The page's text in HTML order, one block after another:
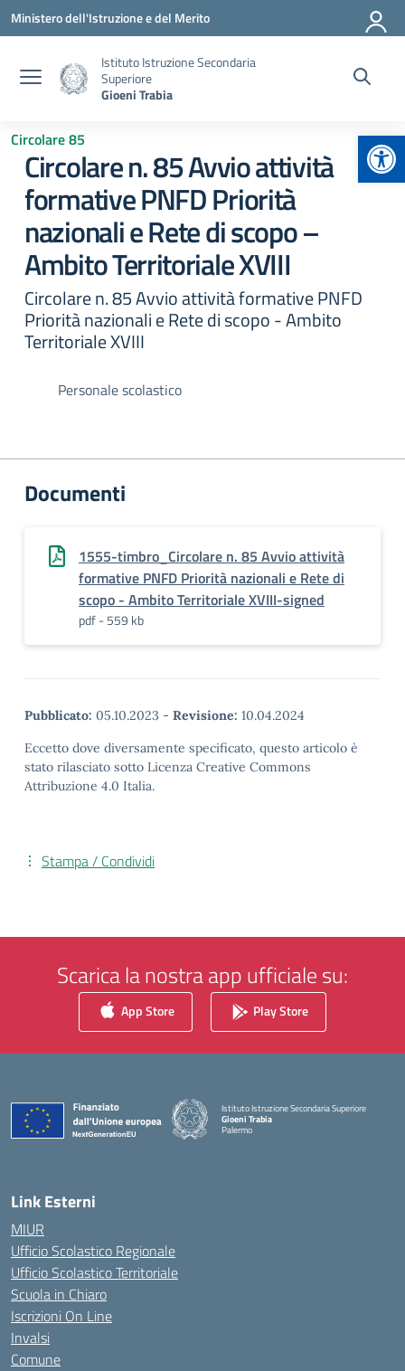
Vai ai contenuti
Vai al menu di navigazione
Vai al footer
Ministero dell'Istruzione e del Merito
Istituto Istruzione Secondaria
Superiore
Gioeni Trabia
Circolare 85
Circolare n. 85 Avvio attività
formative PNFD Priorità
nazionali e Rete di scopo –
Ambito Territoriale XVIII
Circolare n. 85 Avvio attività formative PNFD
Priorità nazionali e Rete di scopo - Ambito
Territoriale XVIII
Personale scolastico
Documenti
1555-timbro_Circolare n. 85 Avvio attività
formative PNFD Priorità nazionali e Rete di
scopo - Ambito Territoriale XVIII-signed
pdf - 559 kb
Pubblicato: 05.10.2023 - Revisione: 10.04.2024
Eccetto dove diversamente specificato, questo articolo è
stato rilasciato sotto Licenza Creative Commons
Attribuzione 4.0 Italia.
Stampa / Condividi
Scarica la nostra app ufficiale su:
App Store Play Store
Istituto Istruzione Secondaria Superiore
Gioeni Trabia
Palermo
Link Esterni
MIUR
Ufficio Scolastico Regionale
Ufficio Scolastico Territoriale
Scuola in Chiaro
Iscrizioni On Line
Invalsi
Comune